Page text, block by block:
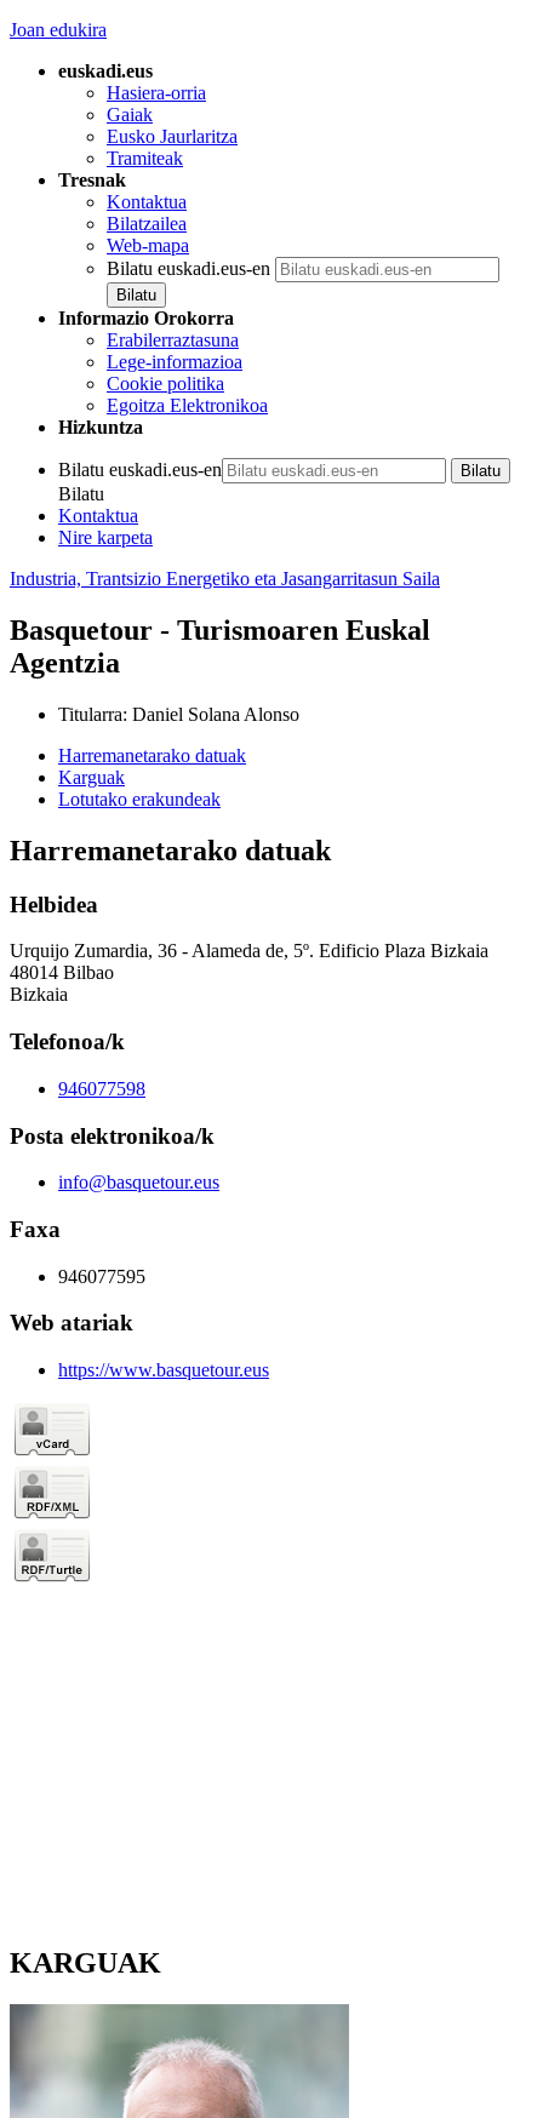
Joan edukira
euskadi.eus
Hasiera-orria
Gaiak
Eusko Jaurlaritza
Tramiteak
Tresnak
Kontaktua
Bilatzailea
Web-mapa
Bilatu euskadi.eus-en
Informazio Orokorra
Erabilerraztasuna
Lege-informazioa
Cookie politika
Egoitza Elektronikoa
Hizkuntza
Bilatu euskadi.eus-en
Bilatu
Kontaktua
Nire karpeta
Industria, Trantsizio Energetiko eta Jasangarritasun Saila
Basquetour - Turismoaren Euskal
Agentzia
Titularra: Daniel Solana Alonso
Harremanetarako datuak
Karguak
Lotutako erakundeak
Harremanetarako datuak
Helbidea
Urquijo Zumardia, 36 - Alameda de, 5º. Edificio Plaza Bizkaia
48014 Bilbao
Bizkaia
Telefonoa/k
946077598
Posta elektronikoa/k
info@basquetour.eus
Faxa
946077595
Web atariak
https://www.basquetour.eus
KARGUAK